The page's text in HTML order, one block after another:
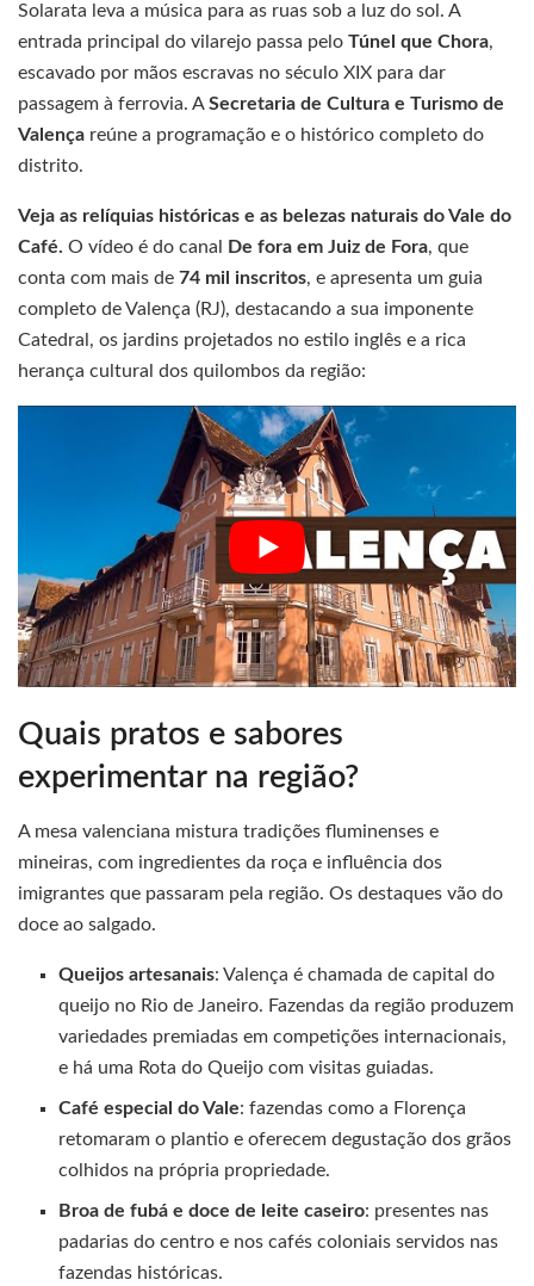
Solarata leva a música para as ruas sob a luz do sol. A
entrada principal do vilarejo passa pelo Túnel que Chora,
escavado por mãos escravas no século XIX para dar
passagem à ferrovia. ASecretaria de Cultura e Turismo de
Valença reúne a programação e o histórico completo do
distrito.
Veja as relíquias históricas e as belezas naturais do Vale do
Café. O vídeo é do canal De fora em Juiz de Fora, que
conta com mais de 74 mil inscritos, e apresenta um guia
completo de Valença (RJ), destacando a sua imponente
Catedral, os jardins projetados no estilo inglês e a rica
herança cultural dos quilombos da região:
Quais pratos e sabores
experimentar na região?
A mesa valenciana mistura tradições fluminenses e
mineiras, com ingredientes da roça e influência dos
imigrantes que passaram pela região. Os destaques vão do
doce ao salgado.
Queijos artesanais: Valença é chamada de capital do
queijo no Rio de Janeiro. Fazendas da região produzem
variedades premiadas em competições internacionais,
e há uma Rota do Queijo com visitas guiadas.
Café especial do Vale: fazendas como a Florença
retomaram o plantio e oferecem degustação dos grãos
colhidos na própria propriedade.
Broa de fubá e doce de leite caseiro: presentes nas
padarias do centro e nos cafés coloniais servidos nas
fazendas históricas.